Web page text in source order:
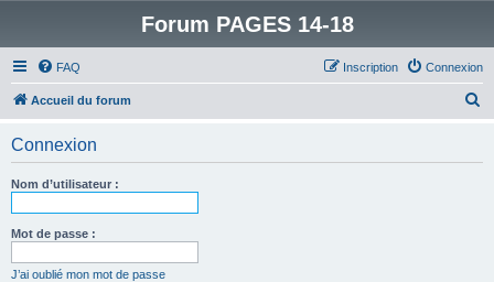
Forum PAGES 14-18
FAQ Connexion
Inscription
Accueil du forum
Connexion
Nom d’utilisateur :
Mot de passe :
J’ai oublié mon mot de passe